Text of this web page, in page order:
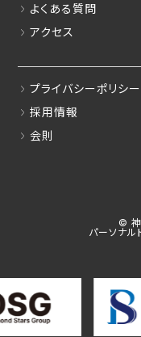
よくある質問
アクセス
プライバシーポリシー
採用情報
会則
© 神
パーソナル